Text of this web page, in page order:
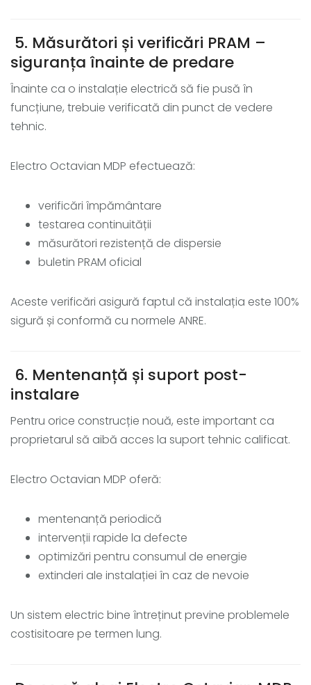
5. Măsurători și verificări PRAM –
siguranța înainte de predare
Înainte ca o instalație electrică să fie pusă în
funcțiune, trebuie verificată din punct de vedere
tehnic.
Electro Octavian MDP efectuează:
verificări împământare
testarea continuității
măsurători rezistență de dispersie
buletin PRAM oficial
Aceste verificări asigură faptul că instalația este 100%
sigură și conformă cu normele ANRE.
6. Mentenanță și suport post-
instalare
Pentru orice construcție nouă, este important ca
proprietarul să aibă acces la suport tehnic calificat.
Electro Octavian MDP oferă:
mentenanță periodică
intervenții rapide la defecte
optimizări pentru consumul de energie
extinderi ale instalației în caz de nevoie
Un sistem electric bine întreținut previne problemele
costisitoare pe termen lung.